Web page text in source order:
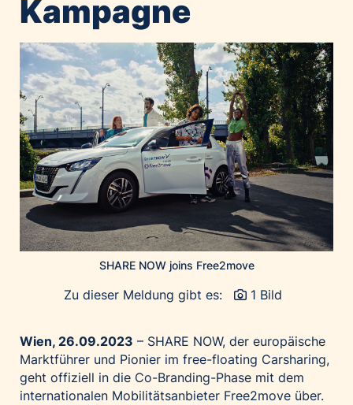
Home of Work
Huawei Consumer Business Group
IT:U
JP Immobilien
JYSK
Kroatische Zentrale für Tourismus
List Holding Gruppe
Marble House
Mediaplus
Microsoft
Mondelēz Österreich
Ökopharm
Palfinger AG
Polestar
Kampagne
SHARE NOW joins Free2move
Zu dieser Meldung gibt es: 1 Bild
Wien, 26.09.2023 – SHARE NOW, der europäische
Marktführer und Pionier im free-floating Carsharing,
geht offiziell in die Co-Branding-Phase mit dem
internationalen Mobilitätsanbieter Free2move über.